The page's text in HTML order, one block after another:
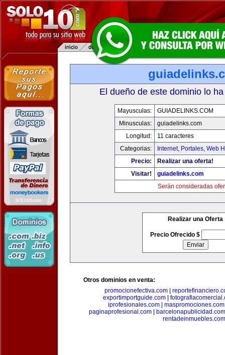
El dueño de este dominio lo
Mayusculas:
GUIADELINKS.COM
Minusculas:
guiadelinks.com
Longitud:
11 caracteres
Categorias:
Internet, Portales, Web
Precio:
Realizar una oferta!
Visitar!
guiadelinks.com
Serán consideradas
Realizar una Oferta
Precio Ofrecido $
Otros dominios en venta:
promocionefectiva.com
exportimportguide.com
iprofesionales.com
maspromociones.com
paginaprofesional.com|
barcelonapublicidad.com
rentadeinmuebles.com